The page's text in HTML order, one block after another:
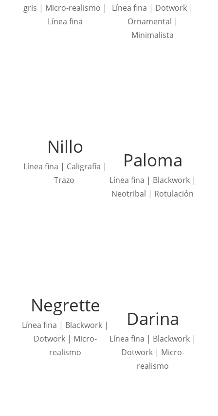
gris | Micro-realismo |
Línea fina
Nillo
Línea fina | Caligrafía |
Trazo
Negrette
Línea fina | Blackwork |
Dotwork | Micro-
realismo
Línea fina | Dotwork |
Ornamental |
Minimalista
Paloma
Línea fina | Blackwork |
Neotribal | Rotulación
Darina
Línea fina | Blackwork |
Dotwork | Micro-
realismo